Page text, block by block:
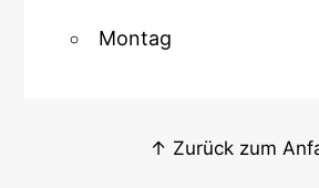
Montag
↑ Zurück zum